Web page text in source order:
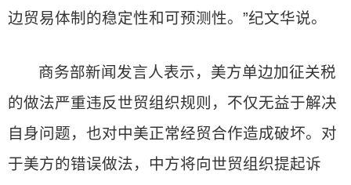
边贸易体制的稳定性和可预测性。”纪文华说。
商务部新闻发言人表示，美方单边加征关税
的做法严重违反世贸组织规则，不仅无益于解决
自身问题，也对中美正常经贸合作造成破坏。对
于美方的错误做法，中方将向世贸组织提起诉